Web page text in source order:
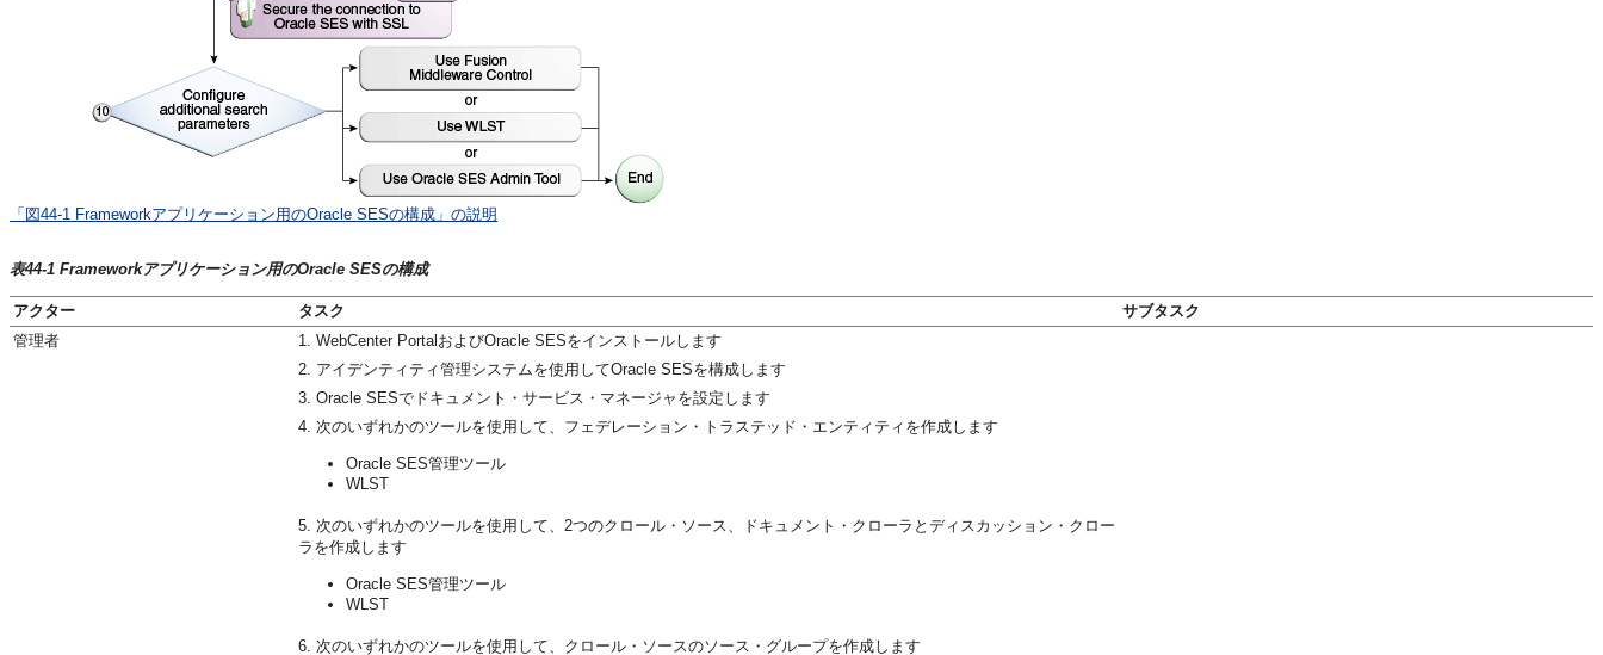
「図44-1 Frameworkアプリケーション用のOracle SESの構成」の説明
表44-1 Frameworkアプリケーション用のOracle SESの構成
アクター タスク
サブタスク
管理者
1. WebCenter PortalおよびOracle SESをインストールします
2. アイデンティティ管理システムを使用してOracle SESを構成します
3. Oracle SESでドキュメント・サービス・マネージャを設定します
4. 次のいずれかのツールを使用して、フェデレーション・トラステッド・エンティティを作成します
Oracle SES管理ツール
WLST
5. 次のいずれかのツールを使用して、2つのクロール・ソース、ドキュメント・クローラとディスカッション・クロー
ラを作成します
Oracle SES管理ツール
WLST
6. 次のいずれかのツールを使用して、クロール・ソースのソース・グループを作成します